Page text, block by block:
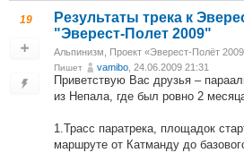
19
Результаты трека к
"Эверест-Полет 2009"
Альпинизм, Проект «Эверест-Полёт
Пишет vamibo, 24.06.2009 21:31
Приветствую Вас друзья –
из Непала, где был ровно 2
1.Трасс паратрека, площадок
маршруте от Катманду до